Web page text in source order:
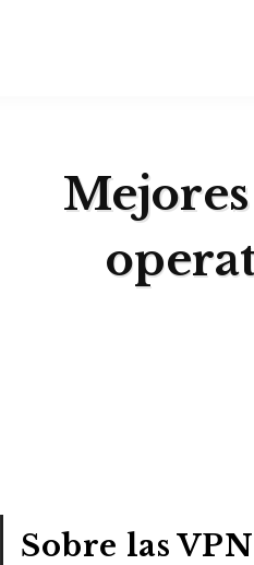
Sobre las VPN